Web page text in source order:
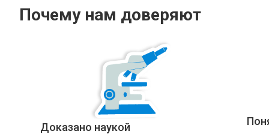
Почему нам доверяют
Доказано наукой